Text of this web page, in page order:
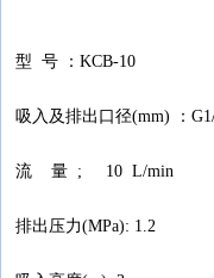
型 号 ：KCB-10
吸入及排出口径(mm) ：
流 量 ; 10 L/min
排出压力(MPa): 1.2